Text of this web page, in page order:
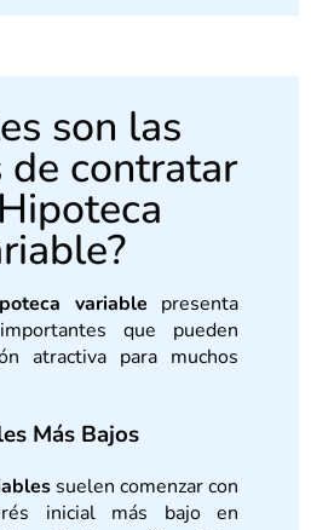
son las
de contratar
variable presenta
que pueden
atractiva para muchos
Más Bajos
suelen comenzar con
inicial más bajo en